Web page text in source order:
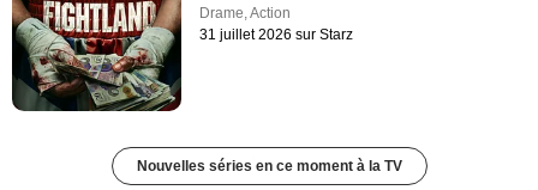
Drame,Action
31 juillet 2026 sur Starz
Nouvelles séries en ce moment à la TV